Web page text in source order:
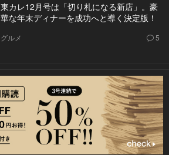
東カレ12月号は「切り札になる新店」。豪
華な年末ディナーを成功へと導く決定版！
グルメ 5